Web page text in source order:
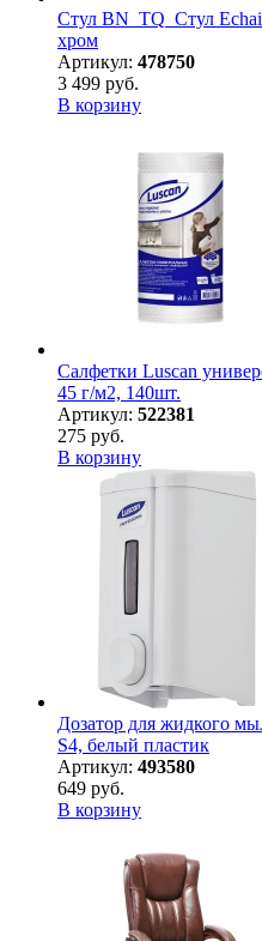
Стул BN_TQ_Стул
хром
Артикул: 478750
3 499 руб.
В корзину
Салфетки Luscan
45 г/м2, 140шт.
Артикул: 522381
275 руб.
В корзину
Дозатор для жидкого
S4, белый пластик
Артикул: 493580
649 руб.
В корзину